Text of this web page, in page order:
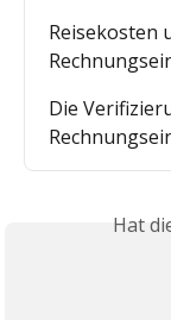
Reisekosten
Die
Hat